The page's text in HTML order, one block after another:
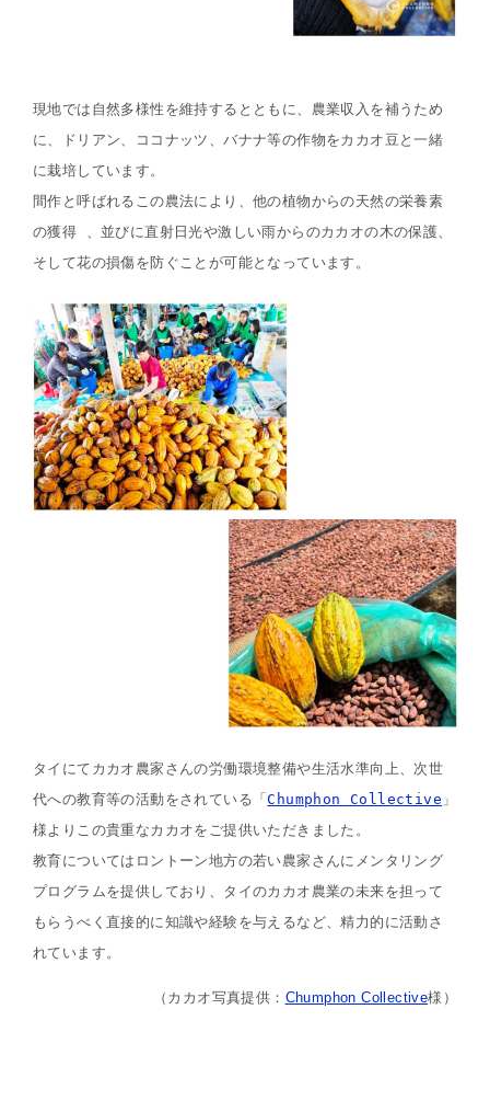
現地では自然多様性を維持するとともに、農業収入を補うため
に、ドリアン、ココナッツ、バナナ等の作物をカカオ豆と一緒
に栽培しています。
間作と呼ばれるこの農法により、他の植物からの天然の栄養素
の獲得 、並びに直射日光や激しい雨からのカカオの木の保護、
そして花の損傷を防ぐことが可能となっています。
タイにてカカオ農家さんの労働環境整備や生活水準向上、次世
代への教育等の活動をされている「Chumphon Collective 」
様よりこの貴重なカカオをご提供いただきました。
教育についてはロントーン地方の若い農家さんにメンタリング
プログラムを提供しており、タイのカカオ農業の未来を担って
もらうべく直接的に知識や経験を与えるなど、精力的に活動さ
れています。
（カカオ写真提供： Chumphon Collective様）